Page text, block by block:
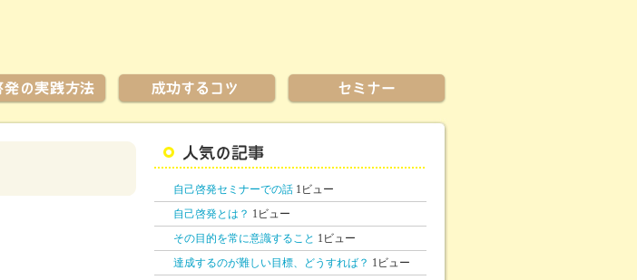
自己啓発セミナーでの話 1ビュー
自己啓発とは？ 1ビュー
その目的を常に意識すること 1ビュー
達成するのが難しい目標、どうすれば？ 1ビュー